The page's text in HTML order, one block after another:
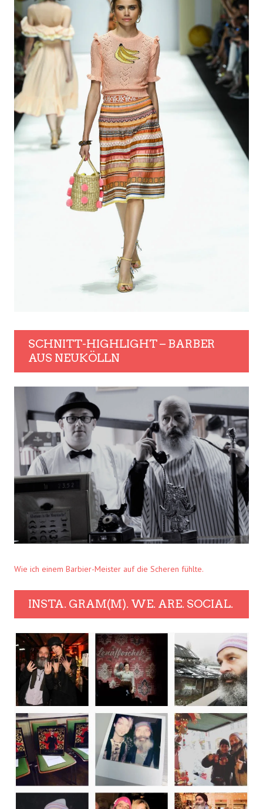
SCHNITT-HIGHLIGHT – BARBER
AUS NEUKÖLLN
Wie ich einem Barbier-Meister auf die Scheren fühlte.
INSTA. GRAM(M). WE. ARE. SOCIAL.